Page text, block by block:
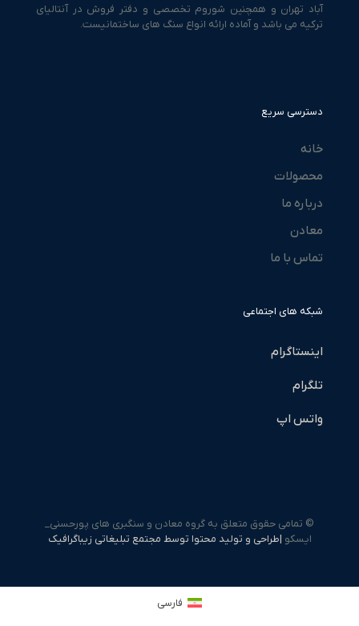
آباد تهران و همچنین شوروم تخصصی و دفتر فروش در آنتالیای
ترکیه می باشد و آماده ارائه انواع سنگ های ساختمانیست.
دسترسی سریع
خانه
محصولات
درباره ما
معادن
تماس با ما
شبکه های اجتماعی
اینستاگرام
تلگرام
واتس اپ
© تمامی حقوق متعلق به گروه معادن و سنگبری های پورحسنی_
ایسکو |طراحی و تولید محتوا توسط مجتمع تبلیغاتی زیباگرافیک
فارسی